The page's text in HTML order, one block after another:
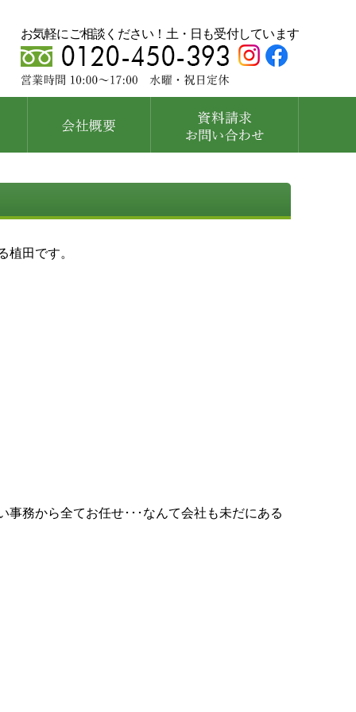
お気軽にご相談ください！土・日も受付しています
植田です。
務から全てお任せ･･･なんて会社も未だにある